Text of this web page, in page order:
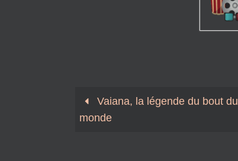
Vaiana, la légende du bout du
monde